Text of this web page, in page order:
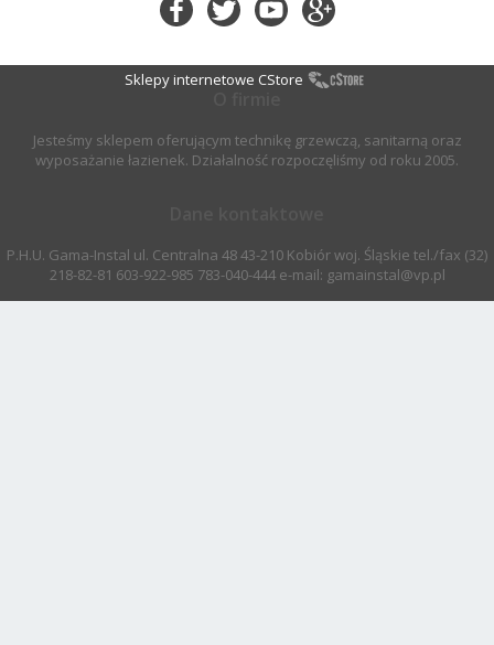
Sklepy internetowe CStore
Jesteśmy sklepem oferującym technikę grzewczą, sanitarną oraz
wyposażanie łazienek. Działalność rozpoczęliśmy od roku 2005.
P.H.U. Gama-Instal ul. Centralna 48 43-210 Kobiór woj. Śląskie tel./fax (32)
218-82-81 603-922-985 783-040-444 e-mail: gamainstal@vp.pl